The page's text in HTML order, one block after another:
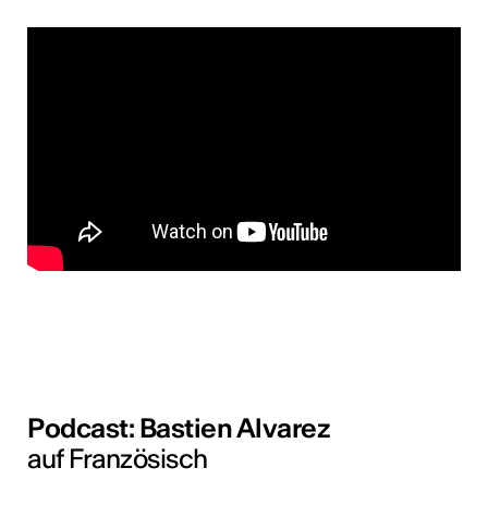
Podcast: Bastien Alvarez
auf Französisch